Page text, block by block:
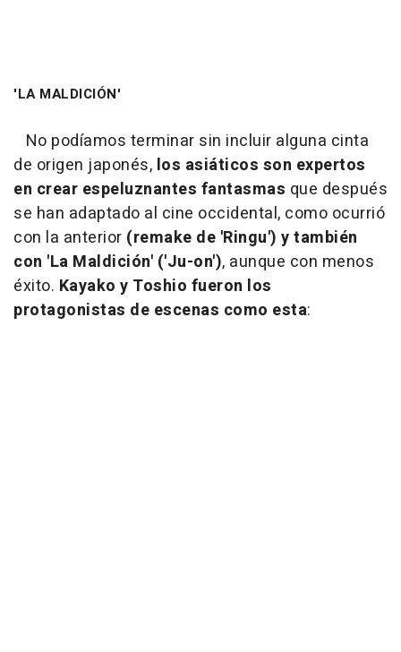
'LA MALDICIÓN'
No podíamos terminar sin incluir alguna cinta
de origen japonés, los asiáticos son expertos
en crear espeluznantes fantasmas que después
se han adaptado al cine occidental, como ocurrió
con la anterior (remake de 'Ringu') y también
con 'La Maldición' ('Ju-on'), aunque con menos
éxito. Kayako y Toshio fueron los
protagonistas de escenas como esta: